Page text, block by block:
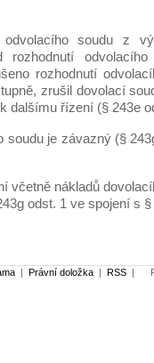
soudu z
rozhodnutí
rozhodnutí
zrušil dovolací
dalšímu řízení (§ 243e
soudu je závazný (§
včetně nákladů
odst. 1 ve spojení s
| Právní doložka | RSS |